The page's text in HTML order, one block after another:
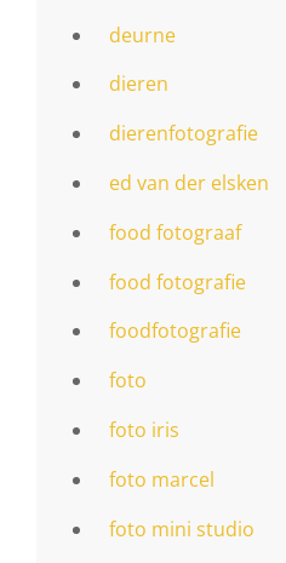
deurne
dieren
dierenfotografie
ed van der elsken
food fotograaf
food fotografie
foodfotografie
foto
foto iris
foto marcel
foto mini studio